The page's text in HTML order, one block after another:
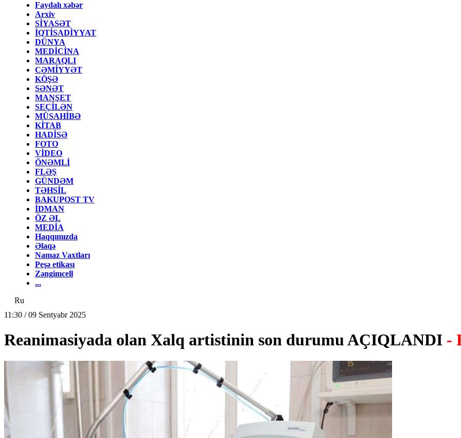
Faydalı xəbər
Arxiv
SİYASƏT
İQTİSADİYYAT
DÜNYA
MEDİCİNA
MARAQLI
CƏMİYYƏT
KÖŞƏ
SƏNƏT
MANŞET
SEÇİLƏN
MÜSAHİBƏ
KİTAB
HADİSƏ
FOTO
VİDEO
ÖNƏMLİ
FLƏŞ
GÜNDƏM
TƏHSİL
BAKUPOST TV
İDMAN
ÖZ ƏL
MEDİA
Haqqımızda
Əlaqə
Namaz Vaxtları
Peşə etikası
Zəngimcell
...
Ru
11:30 / 09 Sentyabr 2025
Reanimasiyada olan Xalq artistinin son durumu AÇIQLANDI -